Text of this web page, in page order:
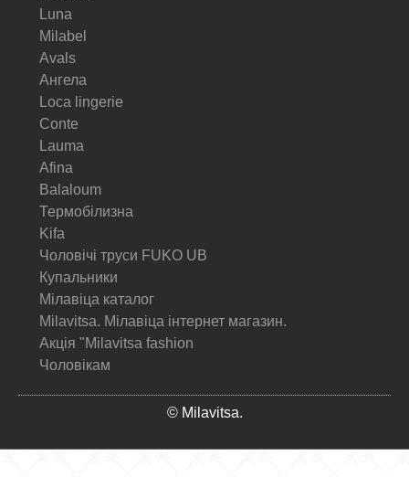
Luna
Milabel
Avals
Ангела
Loca lingerie
Conte
Lauma
Afina
Balaloum
Термобілизна
Kifa
Чоловічі труси FUKO UB
Купальники
Мілавіца каталог
Milavitsa. Мілавіца інтернет магазин.
Акція "Milavitsa fashion
Чоловікам
© Milavitsa.